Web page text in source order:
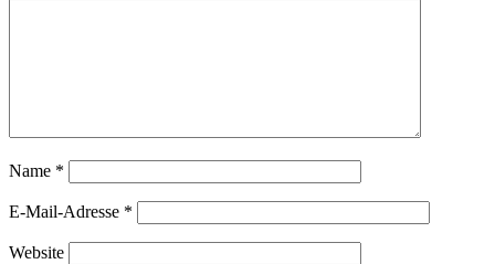
Name *
E-Mail-Adresse *
Website